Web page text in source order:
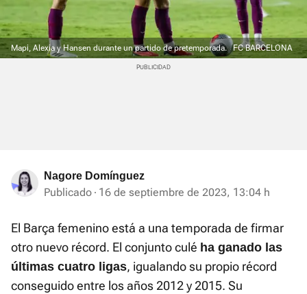
Mapi, Alexia y Hansen durante un partido de pretemporada. FC BARCELONA
Nagore Domínguez
Publicado 16 de septiembre de 2023, 13:04 h
El Barça femenino está a una temporada de firmar
otro nuevo récord. El conjunto culé ha ganado las
últimas cuatro ligas, igualando su propio récord
conseguido entre los años 2012 y 2015. Su